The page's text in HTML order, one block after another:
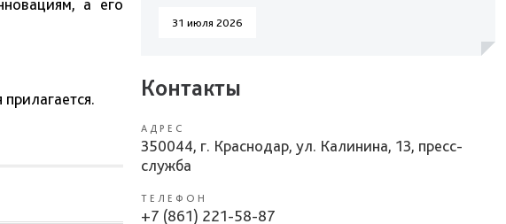
а его
31 июля 2026
Контакты
АДРЕС
350044, г. Краснодар, ул. Калинина, 13, пресс-
служба
ТЕЛЕФОН
+7 (861) 221-58-87